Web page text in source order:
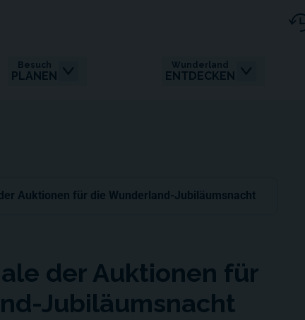
Besuch
PLANEN
Wunderland
ENTDECKEN
Auktionen für die Wunderland-Jubiläumsnacht
der Auktionen für
Jubiläumsnacht